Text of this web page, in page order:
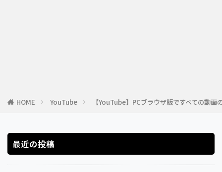
HOME YouTube 【YouTube】PCブラウザ版ですべての動
最近の投稿